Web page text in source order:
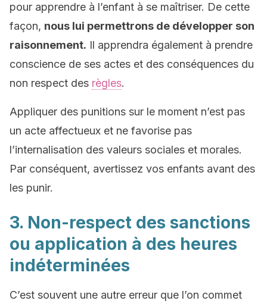
pour apprendre à l’enfant à se maîtriser. De cette
façon, nous lui permettrons de développer son
raisonnement. Il apprendra également à prendre
conscience de ses actes et des conséquences du
non respect des règles.
Appliquer des punitions sur le moment n’est pas
un acte affectueux et ne favorise pas
l’internalisation des valeurs sociales et morales.
Par conséquent, avertissez vos enfants avant des
les punir.
3. Non-respect des sanctions
ou application à des heures
indéterminées
C’est souvent une autre erreur que l’on commet